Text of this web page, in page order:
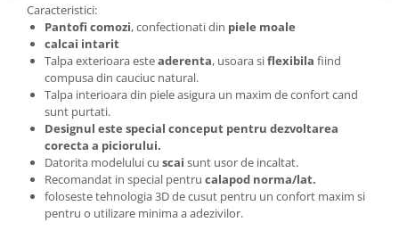
Caracteristici:
Pantofi comozi, confectionati din piele moale
calcai intarit
Talpa exterioara esteaderenta, usoara siflexibila fiind
compusa din cauciuc natural.
Talpa interioara din piele asigura un maxim de confort cand
sunt purtati.
Designul este special conceput pentru dezvoltarea
corecta a piciorului.
Datorita modelului cu scai sunt usor de incaltat.
Recomandat in special pentru calapod norma/lat.
foloseste tehnologia 3D de cusut pentru un confort maxim si
pentru o utilizare minima a adezivilor.